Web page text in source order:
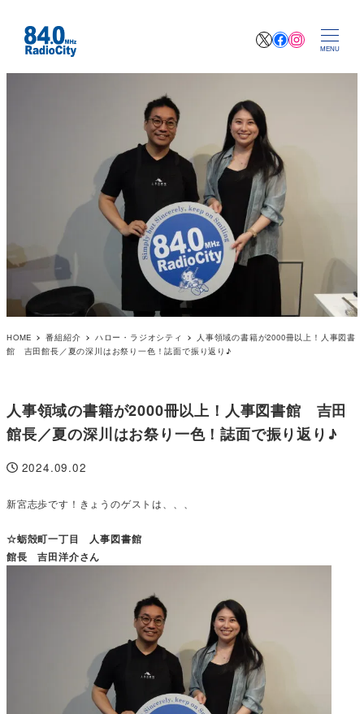
XFacebook
MENU
HOME 番組紹介 ハロー・ラジオシティ
人事領域の書籍が2000冊以上！人事図書
館 吉田館長／夏の深川はお祭り一色！誌面で振り返り♪
人事領域の書籍が2000冊以上！人事図書館 吉田
館長／夏の深川はお祭り一色！誌面で振り返り♪
投稿日
2024.09.02
新宮志歩です！きょうのゲストは、、、
☆蛎殻町一丁目 人事図書館
館長 吉田洋介さん